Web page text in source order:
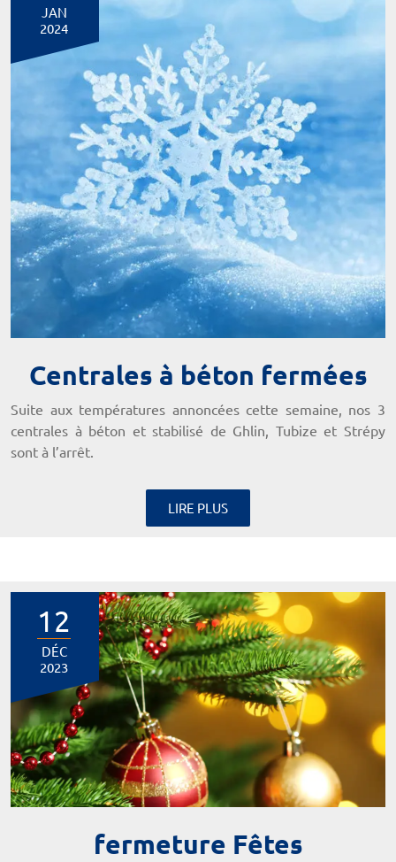
JAN
2024
Centrales à béton fermées
Suite aux températures annoncées cette semaine, nos 3
centrales à béton et stabilisé de Ghlin, Tubize et Strépy
sont à l’arrêt.
LIRE PLUS
12
DÉC
2023
fermeture Fêtes